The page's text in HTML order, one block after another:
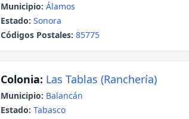
Municipio: Álamos
Estado: Sonora
Códigos Postales: 85775
Colonia: Las Tablas (Ranchería)
Municipio: Balancán
Estado: Tabasco